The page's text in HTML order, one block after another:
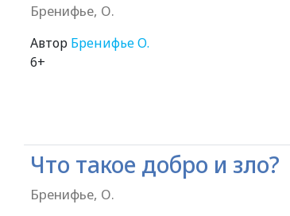
Бренифье, О.
Автор Бренифье О.
6+
Что такое добро и зло?
Бренифье, О.